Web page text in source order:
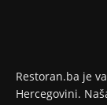
Restoran.ba je
Hercegovini.